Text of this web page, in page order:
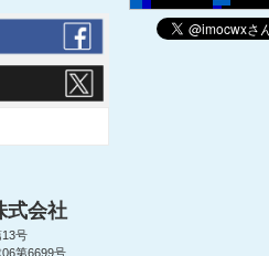
式会社
号
第6699号